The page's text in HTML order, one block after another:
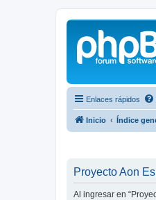
Enlaces rápidos
Inicio Índice
Proyecto Aon
Al ingresar en